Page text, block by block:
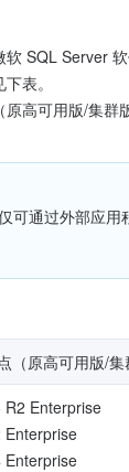
SQL Server
表。
通过外部应用
（原高可用版/集
R2 Enterprise
Enterprise
Enterprise